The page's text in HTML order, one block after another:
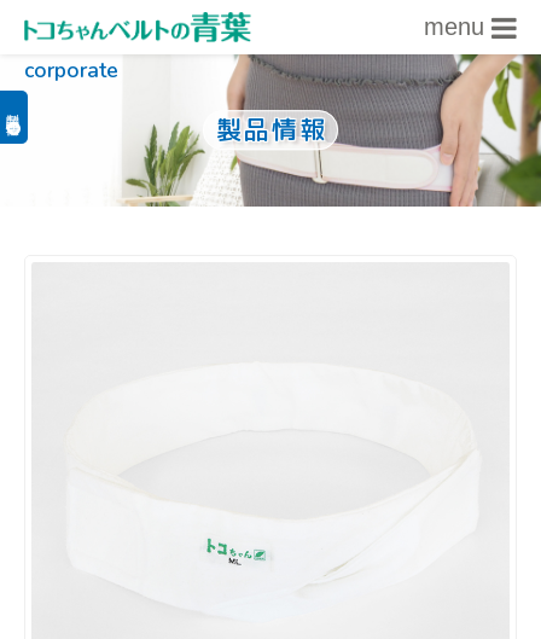
内容をスキップ
menu
corporate
製品情報